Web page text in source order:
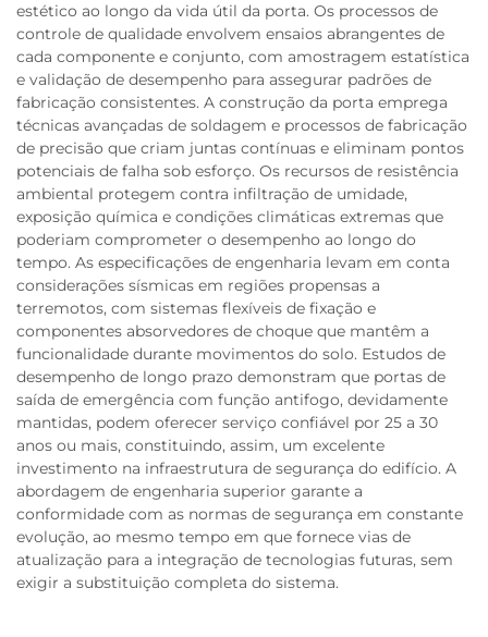
estético ao longo da vida útil da porta. Os processos de
controle de qualidade envolvem ensaios abrangentes de
cada componente e conjunto, com amostragem estatística
e validação de desempenho para assegurar padrões de
fabricação consistentes. A construção da porta emprega
técnicas avançadas de soldagem e processos de fabricação
de precisão que criam juntas contínuas e eliminam pontos
potenciais de falha sob esforço. Os recursos de resistência
ambiental protegem contra infiltração de umidade,
exposição química e condições climáticas extremas que
poderiam comprometer o desempenho ao longo do
tempo. As especificações de engenharia levam em conta
considerações sísmicas em regiões propensas a
terremotos, com sistemas flexíveis de fixação e
componentes absorvedores de choque que mantêm a
funcionalidade durante movimentos do solo. Estudos de
desempenho de longo prazo demonstram que portas de
saída de emergência com função antifogo, devidamente
mantidas, podem oferecer serviço confiável por 25 a 30
anos ou mais, constituindo, assim, um excelente
investimento na infraestrutura de segurança do edifício. A
abordagem de engenharia superior garante a
conformidade com as normas de segurança em constante
evolução, ao mesmo tempo em que fornece vias de
atualização para a integração de tecnologias futuras, sem
exigir a substituição completa do sistema.